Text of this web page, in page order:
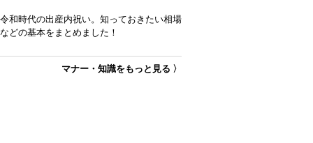
令和時代の出産内祝い。知っておきたい相場
などの基本をまとめました！
マナー・知識をもっと見る 〉